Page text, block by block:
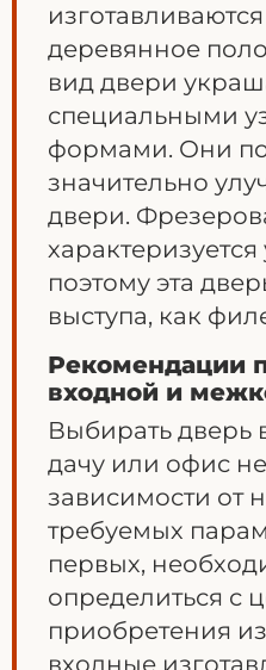
деревянное
вид двери
специальными
формами. Они
значительно
двери.
поэтому эта
выступа, как
Рекомендации
входной и
Выбирать дверь
дачу или офис
зависимости от
требуемых
первых,
определиться с
приобретения